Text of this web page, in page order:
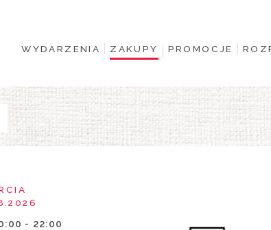
WYDARZENIA ZAKUPY PROMOCJE
- 22:00